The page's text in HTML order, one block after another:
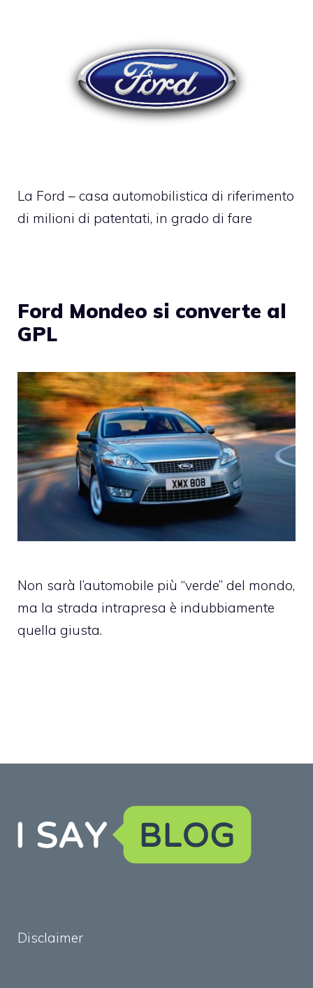
La Ford – casa automobilistica di riferimento
di milioni di patentati, in grado di fare
Ford Mondeo si converte al
GPL
Non sarà l’automobile più “verde” del mondo,
ma la strada intrapresa è indubbiamente
quella giusta.
Disclaimer